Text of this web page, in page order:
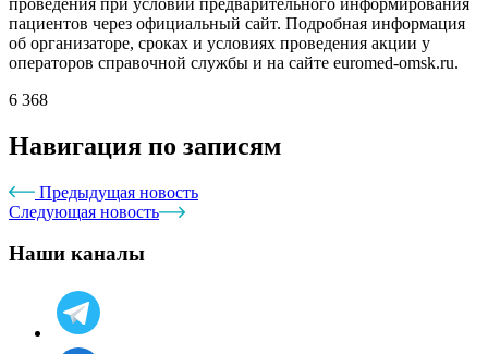
пациентов через официальный сайт. Подробная информация
об организаторе, сроках и условиях проведения акции у
операторов справочной службы и на сайте euromed-omsk.ru.
6 368
Навигация по записям
Предыдущая новость
Следующая новость
Наши каналы